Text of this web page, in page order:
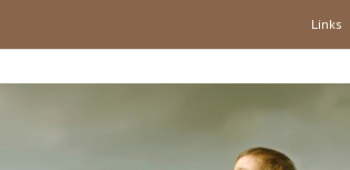
Links